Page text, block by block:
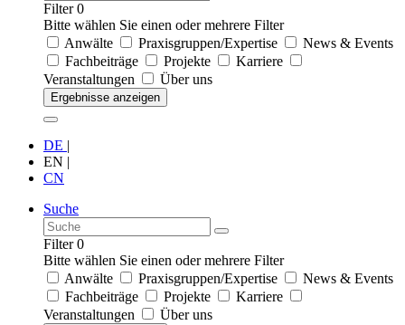
Filter0
Bitte wählen Sie einen oder mehrere Filter
Anwälte
Praxisgruppen/Expertise
News & Events
Fachbeiträge
Projekte
Karriere
Veranstaltungen
Über uns
Ergebnisse anzeigen
DE |
EN |
CN
Suche
Filter0
Bitte wählen Sie einen oder mehrere Filter
Anwälte
Praxisgruppen/Expertise
News & Events
Fachbeiträge
Projekte
Karriere
Veranstaltungen
Über uns